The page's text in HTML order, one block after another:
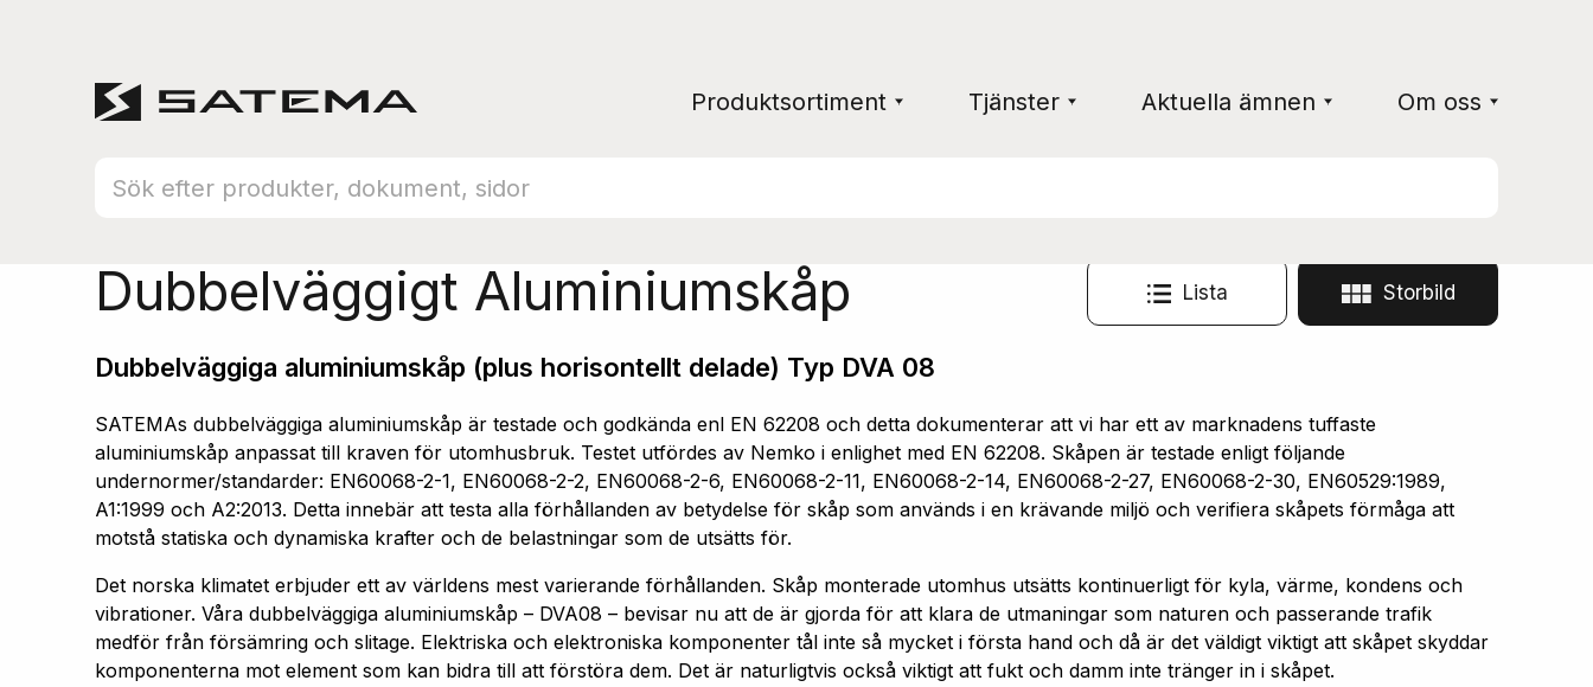
Produktsortiment Tjänster Aktuella ämnen Om oss
Hem Produktsortiment Aluminiumskåp
Dubbelväggigt Aluminiumskåp Lista Storbild
Dubbelväggiga aluminiumskåp (plus horisontellt delade) Typ DVA 08
SATEMAs dubbelväggiga aluminiumskåp är testade och godkända enl EN 62208 och detta dokumenterar att vi har ett av marknadens tuffaste
aluminiumskåp anpassat till kraven för utomhusbruk. Testet utfördes av Nemko i enlighet med EN 62208. Skåpen är testade enligt följande
undernormer/standarder: EN60068-2-1, EN60068-2-2, EN60068-2-6, EN60068-2-11, EN60068-2-14, EN60068-2-27, EN60068-2-30, EN60529:1989,
A1:1999 och A2:2013. Detta innebär att testa alla förhållanden av betydelse för skåp som används i en krävande miljö och verifiera skåpets förmåga att
motstå statiska och dynamiska krafter och de belastningar som de utsätts för.
Det norska klimatet erbjuder ett av världens mest varierande förhållanden. Skåp monterade utomhus utsätts kontinuerligt för kyla, värme, kondens och
vibrationer. Våra dubbelväggiga aluminiumskåp – DVA08 – bevisar nu att de är gjorda för att klara de utmaningar som naturen och passerande trafik
medför från försämring och slitage. Elektriska och elektroniska komponenter tål inte så mycket i första hand och då är det väldigt viktigt att skåpet skyddar
komponenterna mot element som kan bidra till att förstöra dem. Det är naturligtvis också viktigt att fukt och damm inte tränger in i skåpet.